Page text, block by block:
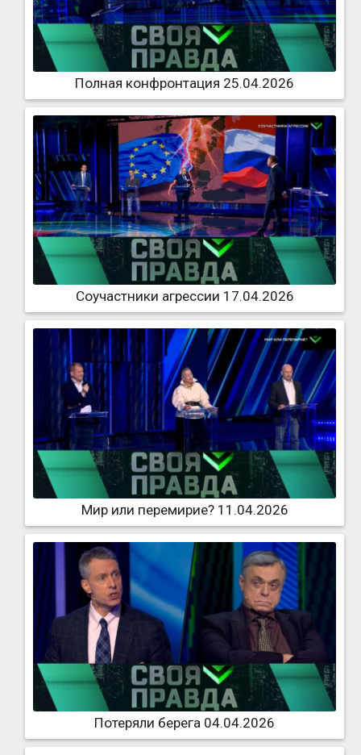
Полная конфронтация 25.04.2026
Соучастники агрессии 17.04.2026
Мир или перемирие? 11.04.2026
Потеряли берега 04.04.2026